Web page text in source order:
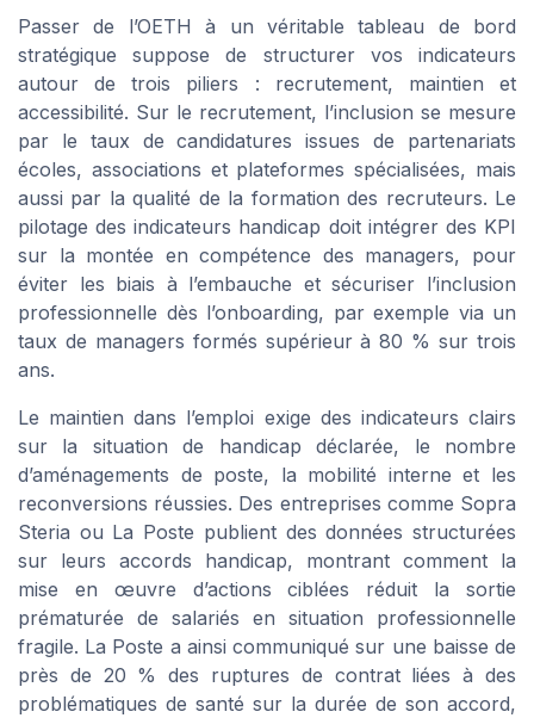
Passer de l’OETH à un véritable tableau de bord
stratégique suppose de structurer vos indicateurs
autour de trois piliers : recrutement, maintien et
accessibilité. Sur le recrutement, l’inclusion se mesure
par le taux de candidatures issues de partenariats
écoles, associations et plateformes spécialisées, mais
aussi par la qualité de la formation des recruteurs. Le
pilotage des indicateurs handicap doit intégrer des KPI
sur la montée en compétence des managers, pour
éviter les biais à l’embauche et sécuriser l’inclusion
professionnelle dès l’onboarding, par exemple via un
taux de managers formés supérieur à 80 % sur trois
ans.
Le maintien dans l’emploi exige des indicateurs clairs
sur la situation de handicap déclarée, le nombre
d’aménagements de poste, la mobilité interne et les
reconversions réussies. Des entreprises comme Sopra
Steria ou La Poste publient des données structurées
sur leurs accords handicap, montrant comment la
mise en œuvre d’actions ciblées réduit la sortie
prématurée de salariés en situation professionnelle
fragile. La Poste a ainsi communiqué sur une baisse de
près de 20 % des ruptures de contrat liées à des
problématiques de santé sur la durée de son accord,